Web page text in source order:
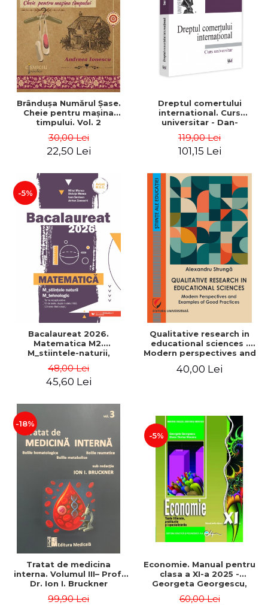
Brânduşa Numărul Şase.
Cheie pentru maşina
timpului. Vol. 2
30,00 Lei
22,50 Lei
Dreptul comertului
international. Curs
universitar - Dan-
119,00 Lei
101,15 Lei
-5%
Bacalaureat 2026.
Matematica M2.
M_stiintele-naturii,
recapitulative. 40 de
modele de teste, dupa
Steluta Monea, Ioan
48,00 Lei
45,60 Lei
Qualitative research in
educational sciences .
Modern perspectives and
practices
40,00 Lei
-18%
Tratat de medicina
interna. Volumul III– Prof.
Dr. Ion I. Bruckner
99,90 Lei
-5%
Economie. Manual pentru
clasa a XI-a 2025 -
Georgeta Georgescu,
60,00 Lei